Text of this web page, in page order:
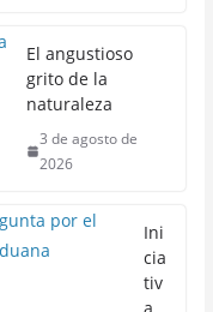
El angustioso
grito de la
naturaleza
3 de agosto de
2026
Ini
cia
tiv